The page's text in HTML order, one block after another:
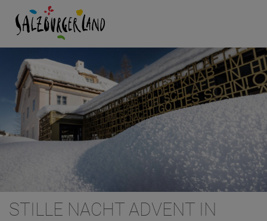
STILLE NACHT ADVENT IN